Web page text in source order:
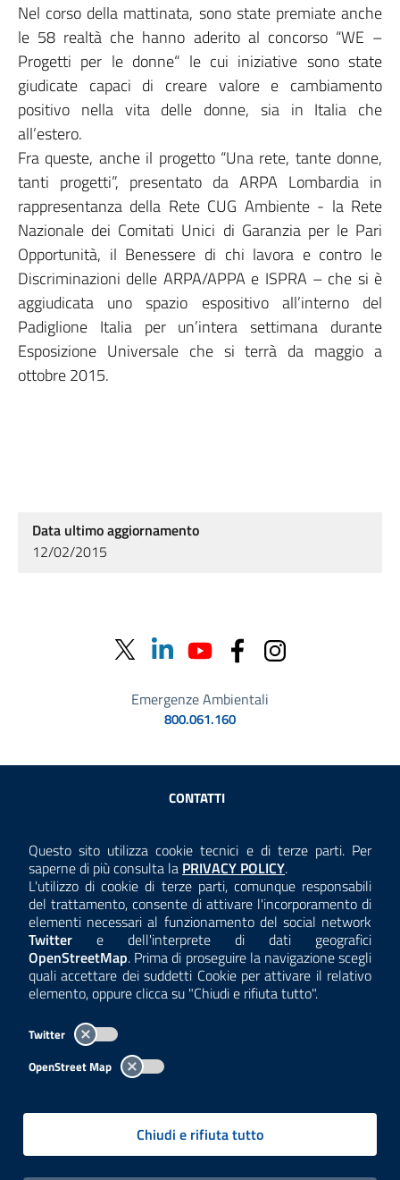
Questo sito utilizza cookie tecnici e di terze parti. Per
saperne di più consulta la Consulta la
PRIVACY POLICY.
L'utilizzo di cookie di terze parti, comunque responsabili
del trattamento, consente di attivare l'incorporamento di
elementi necessari al funzionamento del social network
Twitter e dell'interprete di dati geografici
OpenStreetMap. Prima di proseguire la navigazione scegli
quali accettare dei suddetti Cookie per attivare il relativo
elemento, oppure clicca su "Chiudi e rifiuta tutto".
Twitter
OpenStreet Map
Chiudi e rifiuta tutto
Nel corso della mattinata, sono state premiate anche
le 58 realtà che hanno aderito al concorso “WE –
Progetti per le donne“ le cui iniziative sono state
giudicate capaci di creare valore e cambiamento
positivo nella vita delle donne, sia in Italia che
all’estero.
Fra queste, anche il progetto “Una rete, tante donne,
tanti progetti”, presentato da ARPA Lombardia in
rappresentanza della Rete CUG Ambiente - la Rete
Nazionale dei Comitati Unici di Garanzia per le Pari
Opportunità, il Benessere di chi lavora e contro le
Discriminazioni delle ARPA/APPA e ISPRA – che si è
aggiudicata uno spazio espositivo all’interno del
Padiglione Italia per un’intera settimana durante
Esposizione Universale che si terrà da maggio a
ottobre 2015.
Data ultimo aggiornamento
12/02/2015
Emergenze Ambientali
800.061.160
Sezione Link Utili
CONTATTI
ANTICORRUZIONE
ACCESSIBILITÀ
COOKIE E PRIVACY
TEMI A-Z
Per l'utilizzo del logo e dei dati fare riferimento al regolamento
consultabile aquesta pagina